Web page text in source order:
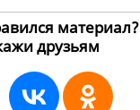
материал?
друзьям